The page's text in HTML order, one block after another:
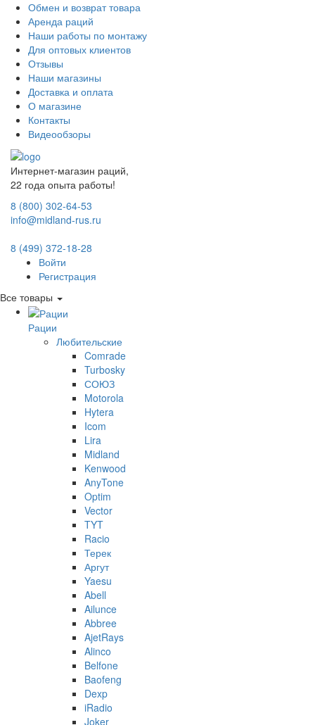
Обмен и возврат товара
Аренда раций
Наши работы по монтажу
Для оптовых клиентов
Отзывы
Наши магазины
Доставка и оплата
О магазине
Контакты
Видеообзоры
Интернет-магазин раций,
22 года опыта работы!
8 (800) 302-64-53
info@midland-rus.ru
8 (499) 372-18-28
Войти
Регистрация
Все товары
Рации
Любительские
Comrade
Turbosky
СОЮЗ
Motorola
Hytera
Icom
Lira
Midland
Kenwood
AnyTone
Optim
Vector
TYT
Racio
Терек
Аргут
Yaesu
Abell
Ailunce
Abbree
AjetRays
Alinco
Belfone
Baofeng
Dexp
iRadio
Joker